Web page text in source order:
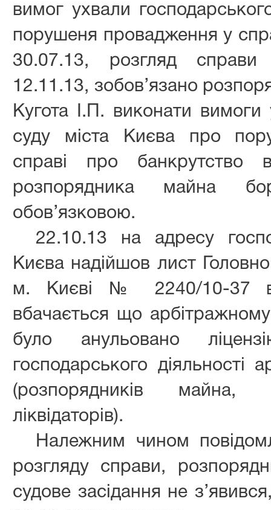
вимог ухвали
порушеня провадження у
30.07.13, розгляд
12.11.13, зобов’язано
Кугота І.П. виконати вимоги
суду міста Києва про
справі про банкрутство
розпорядника майна
обов’язковою.
22.10.13 на адресу
Києва надійшов лист
м. Києві № 2240/10-37
вбачається що
було анульовано
господарського діяльності
(розпорядників майна,
ліквідаторів).
Належним чином
розгляду справи,
судове засідання не